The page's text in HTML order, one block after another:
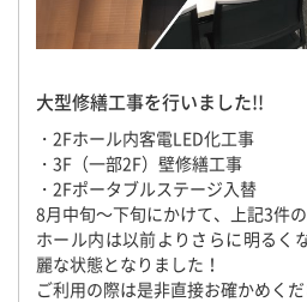
大型修繕工事を行いました!!
・2Fホール内客電LED化工事
・3F（一部2F）壁修繕工事
・2Fポータブルステージ入替
8月中旬～下旬にかけて、上記3件
ホール内は以前よりさらに明るく
麗な状態となりました！
ご利用の際は是非直接お確かめくだ